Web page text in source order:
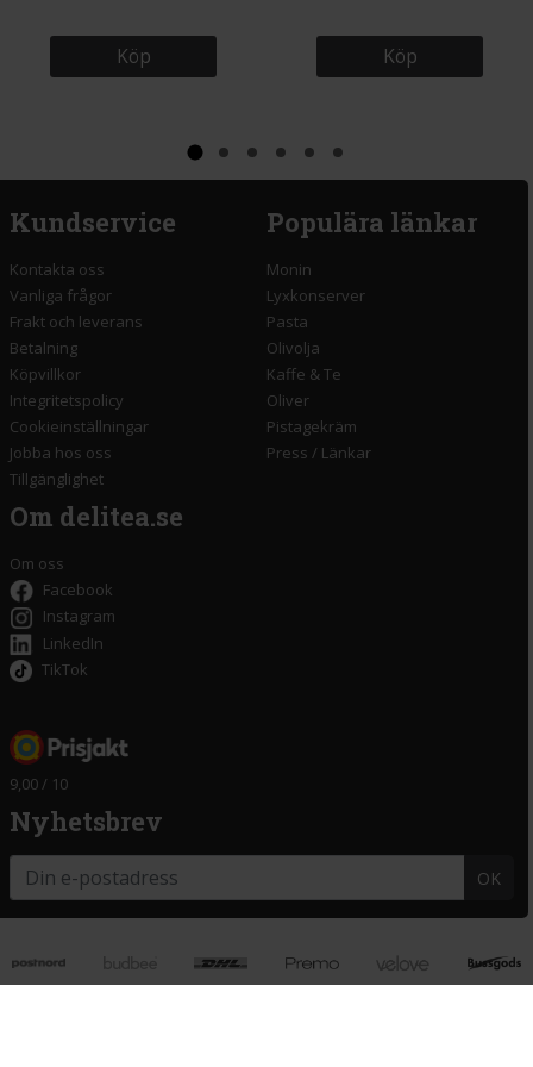
Köp Köp
Kundservice
Kontakta oss
Vanliga frågor
Frakt och leverans
Betalning
Köpvillkor
Integritetspolicy
Cookieinställningar
Jobba hos oss
Tillgänglighet
Populära länkar
Monin
Lyxkonserver
Pasta
Olivolja
Kaffe & Te
Oliver
Pistagekräm
Press / Länkar
Om delitea.se
Om oss
Facebook
Instagram
LinkedIn
TikTok
9,00 / 10
Nyhetsbrev
OK